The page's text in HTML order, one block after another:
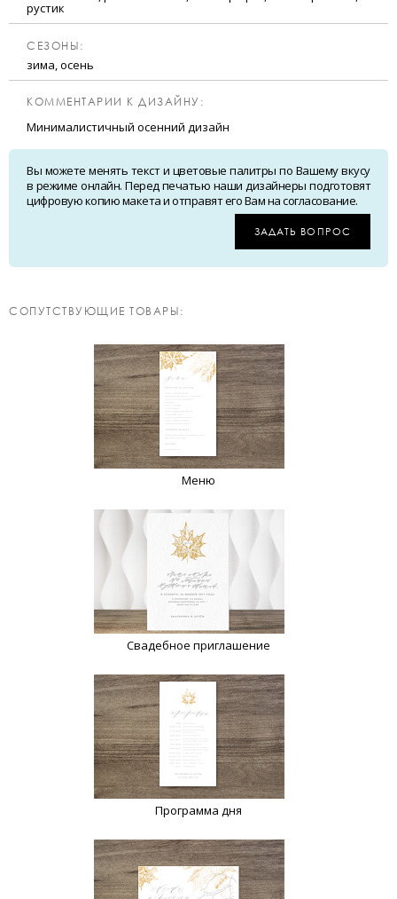
рустик
CЕЗОНЫ:
зима, осень
КОММЕНТАРИИ К ДИЗАЙНУ:
Минималистичный осенний дизайн
Вы можете менять текст и цветовые палитры по Вашему вкусу
в режиме онлайн. Перед печатью наши дизайнеры подготовят
цифровую копию макета и отправят его Вам на согласование.
ЗАДАТЬ ВОПРОС
CОПУТСТВУЮЩИЕ ТОВАРЫ:
Меню
Свадебное приглашение
Программа дня